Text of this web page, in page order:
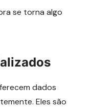
se torna algo
dados
Eles são